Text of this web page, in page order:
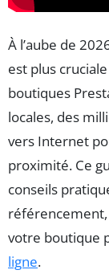
À l’aube de
est plus
boutiques
locales, des
vers Internet
proximité. Ce
conseils
votre boutique
ligne.